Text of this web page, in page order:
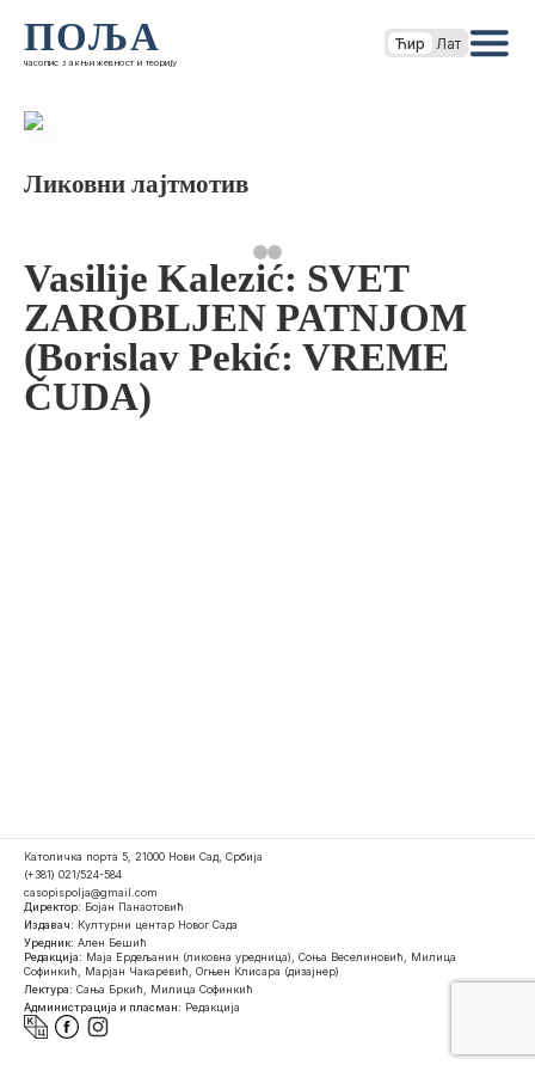
ПОЉА
часопис за књижевност и теорију
Ћир Лат
Ликовни лајтмотив
Vasilije Kalezić: SVET
ZAROBLJEN PATNJOM
(Borislav Pekić: VREME
ČUDA)
Католичка порта 5, 21000 Нови Сад, Србија
(+381) 021/524-584
casopispolja@gmail.com
Директор: Бојан Панаотовић
Издавач: Културни центар Новог Сада
Уредник: Ален Бешић
Редакција: Маја Ердељанин (ликовна уредница), Соња Веселиновић, Милица
Софинкић, Марјан Чакаревић, Огњен Клисара (дизајнер)
Лектура: Сања Бркић, Милица Софинкић
Администрација и пласман: Редакција